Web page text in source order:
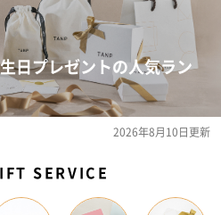
日プレゼントの人気ラン
2026年8月10日更新
SERVICE